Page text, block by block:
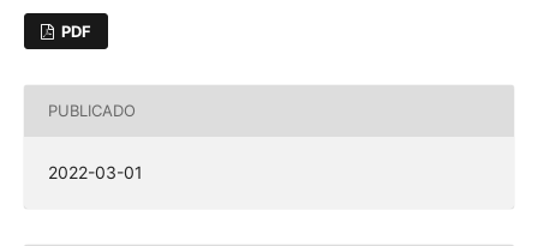
PDF
PUBLICADO
2022-03-01